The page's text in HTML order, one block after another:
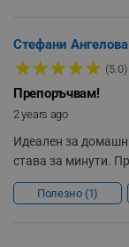
Стефани Ангелова
★★★★★ (5.0)
Препоръчвам!
2 years ago
Идеален за
става за минути.
Полезно 1